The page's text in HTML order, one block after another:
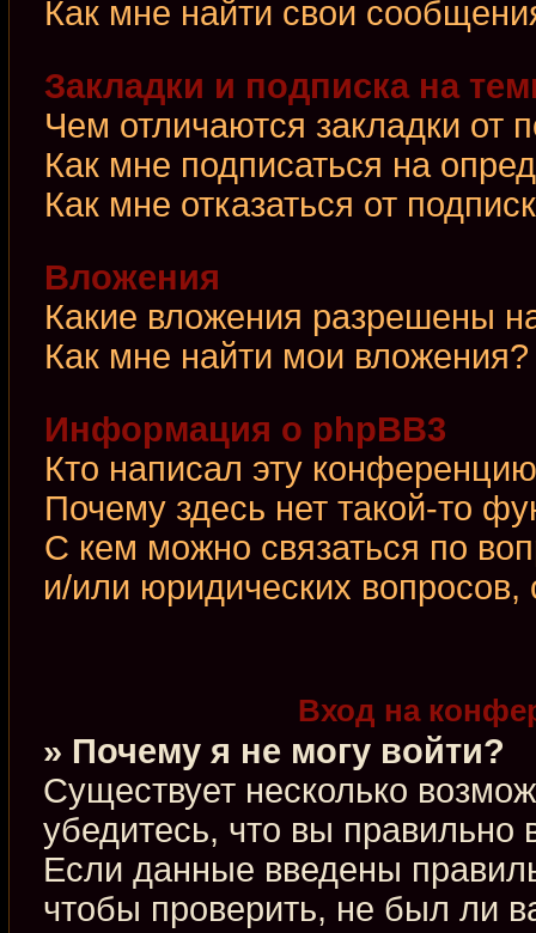
Как мне найти свои
Закладки и подписка на
Чем отличаются закладки от
Как мне подписаться на
Как мне отказаться от
Вложения
Какие вложения разрешены
Как мне найти мои вложения?
Информация о phpBB3
Кто написал эту
Почему здесь нет такой-то
С кем можно связаться по
и/или юридических
Вход на
» Почему я не могу войти?
Существует несколько
убедитесь, что вы правильно
Если данные введены
чтобы проверить, не был ли